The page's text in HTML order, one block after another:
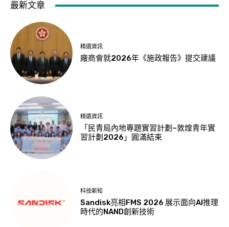
最新文章
精選資訊
廠商會就2026年《施政報告》提交建議
精選資訊
「民青局內地專題實習計劃–敦煌青年實
習計劃2026」圓滿結束
科技新知
Sandisk亮相FMS 2026 展示面向AI推理
時代的NAND創新技術